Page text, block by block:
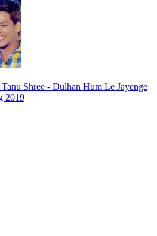
Shree - Dulhan Hum Le Jayenge
2019